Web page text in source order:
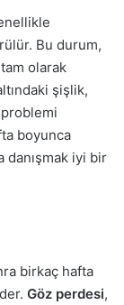
Bu durum,
olarak
şişlik,
boyunca
iyi bir
birkaç hafta
Göz perdesi,